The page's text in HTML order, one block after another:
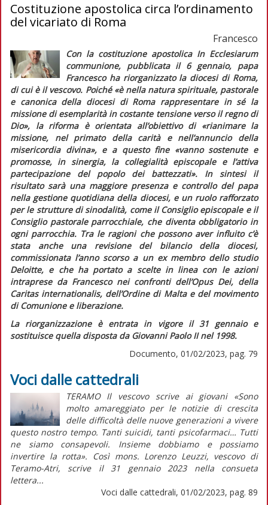
Costituzione apostolica circa l’ordinamento
del vicariato di Roma
Francesco
Con la costituzione apostolica In Ecclesiarum
communione, pubblicata il 6 gennaio, papa
Francesco ha riorganizzato la diocesi di Roma,
di cui è il vescovo. Poiché «è nella natura spirituale, pastorale
e canonica della diocesi di Roma rappresentare in sé la
missione di esemplarità in costante tensione verso il regno di
Dio», la riforma è orientata all’obiettivo di «rianimare la
missione, nel primato della carità e nell’annuncio della
misericordia divina», e a questo fine «vanno sostenute e
promosse, in sinergia, la collegialità episcopale e l’attiva
partecipazione del popolo dei battezzati». In sintesi il
risultato sarà una maggiore presenza e controllo del papa
nella gestione quotidiana della diocesi, e un ruolo rafforzato
per le strutture di sinodalità, come il Consiglio episcopale e il
Consiglio pastorale parrocchiale, che diventa obbligatorio in
ogni parrocchia. Tra le ragioni che possono aver influito c’è
stata anche una revisione del bilancio della diocesi,
commissionata l’anno scorso a un ex membro dello studio
Deloitte, e che ha portato a scelte in linea con le azioni
intraprese da Francesco nei confronti dell’Opus Dei, della
Caritas internationalis, dell’Ordine di Malta e del movimento
di Comunione e liberazione.
La riorganizzazione è entrata in vigore il 31 gennaio e
sostituisce quella disposta da Giovanni Paolo II nel 1998.
Documento, 01/02/2023, pag. 79
Voci dalle cattedrali
TERAMO Il vescovo scrive ai giovani «Sono
molto amareggiato per le notizie di crescita
delle difficoltà delle nuove generazioni a vivere
questo nostro tempo. Tanti suicidi, tanti psicofarmaci… Tutti
ne siamo consapevoli. Insieme dobbiamo e possiamo
invertire la rotta». Così mons. Lorenzo Leuzzi, vescovo di
Teramo-Atri, scrive il 31 gennaio 2023 nella consueta
lettera...
Voci dalle cattedrali, 01/02/2023, pag. 89